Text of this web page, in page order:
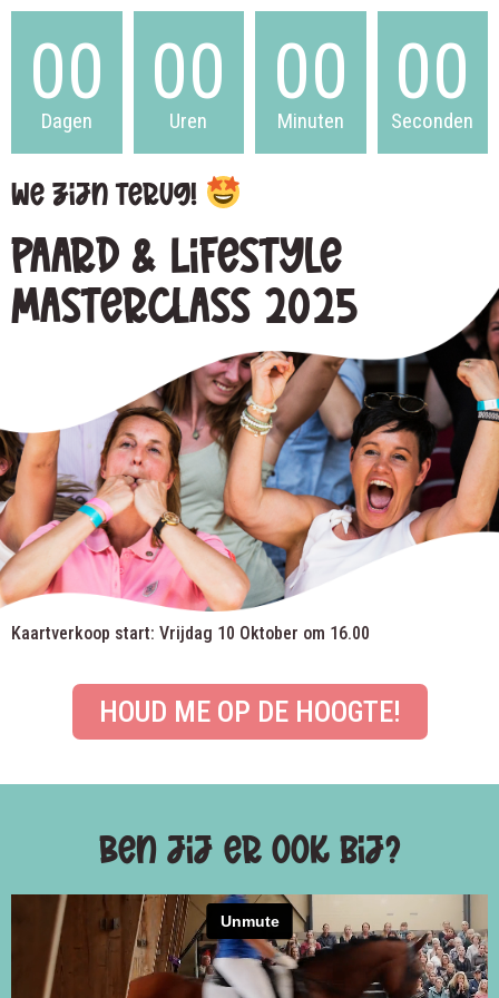
00
Dagen
00
Uren
00
Minuten
00
Seconden
We zijn terug!
Paard & Lifestyle
Masterclass 2025
Kaartverkoop start: Vrijdag 10 Oktober om 16.00
HOUD ME OP DE HOOGTE!
Ben jij er ook bij?